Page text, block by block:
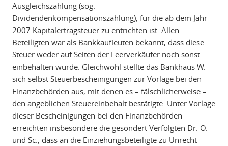
Ausgleichszahlung (sog.
Dividendenkompensationszahlung), für die ab dem Jahr
2007 Kapitalertragsteuer zu entrichten ist. Allen
Beteiligten war als Bankkaufleuten bekannt, dass diese
Steuer weder auf Seiten der Leerverkäufer noch sonst
einbehalten wurde. Gleichwohl stellte das Bankhaus W.
sich selbst Steuerbescheinigungen zur Vorlage bei den
Finanzbehörden aus, mit denen es – fälschlicherweise –
den angeblichen Steuereinbehalt bestätigte. Unter Vorlage
dieser Bescheinigungen bei den Finanzbehörden
erreichten insbesondere die gesondert Verfolgten Dr. O.
und Sc., dass an die Einziehungsbeteiligte zu Unrecht